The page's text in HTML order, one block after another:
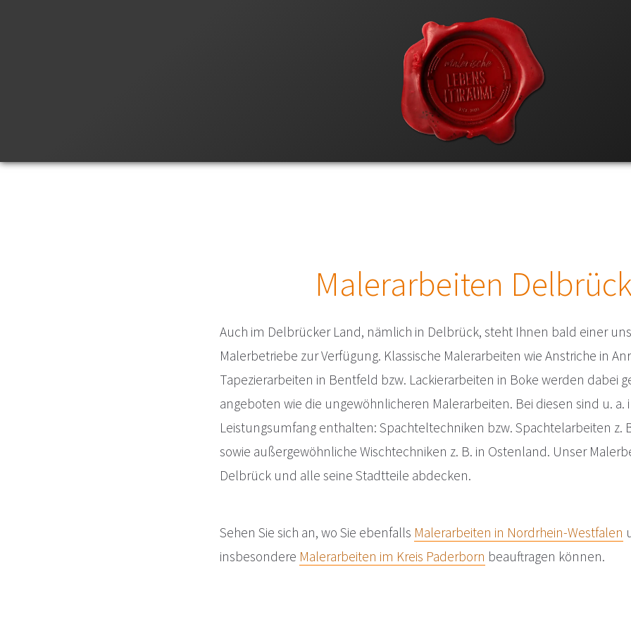
Malerarbeiten
Auch im Delbrücker Land, nämlich in Delbrück, steht Ihnen bald einer
Malerbetriebe zur Verfügung. Klassische Malerarbeiten wie Anstriche in
Tapezierarbeiten in Bentfeld bzw. Lackierarbeiten in Boke werden dabei
angeboten wie die ungewöhnlicheren Malerarbeiten. Bei diesen sind u. a.
Leistungsumfang enthalten: Spachteltechniken bzw. Spachtelarbeiten z.
sowie außergewöhnliche Wischtechniken z. B. in Ostenland. Unser
Delbrück und alle seine Stadtteile abdecken.
Sehen Sie sich an, wo Sie ebenfalls Malerarbeiten in Nordrhein-Westfalen
insbesondere Malerarbeiten im Kreis Paderborn beauftragen können.